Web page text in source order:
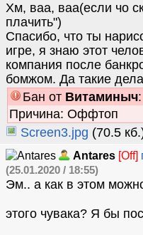
Хм, ваа, ваа(если чо
плачить")
Спасибо, что ты
игре, я знаю этот
компания после
бомжом. Да такие
Бан от Витаминыч:
Причина: Оффтоп
Screen3.jpg (70.5
Antares [Off]
(25.01.2020 / 18:55)
Эм.. а как в этом
этого чувака? Я бы